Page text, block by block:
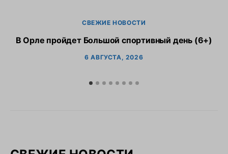
СВЕЖИЕ НОВОСТИ
В Орле пройдет Большой спортивный день (6+)
6 АВГУСТА, 2026